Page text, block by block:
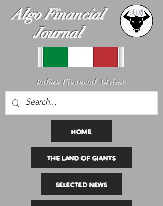
Algo Financial
Journal
Italian Financial Advisor
HOME
THE LAND OF GIANTS
SELECTED NEWS